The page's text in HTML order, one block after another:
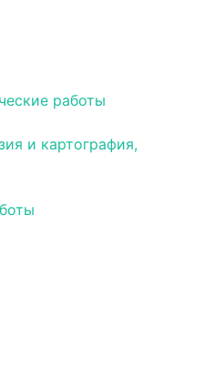
работы
и картография,